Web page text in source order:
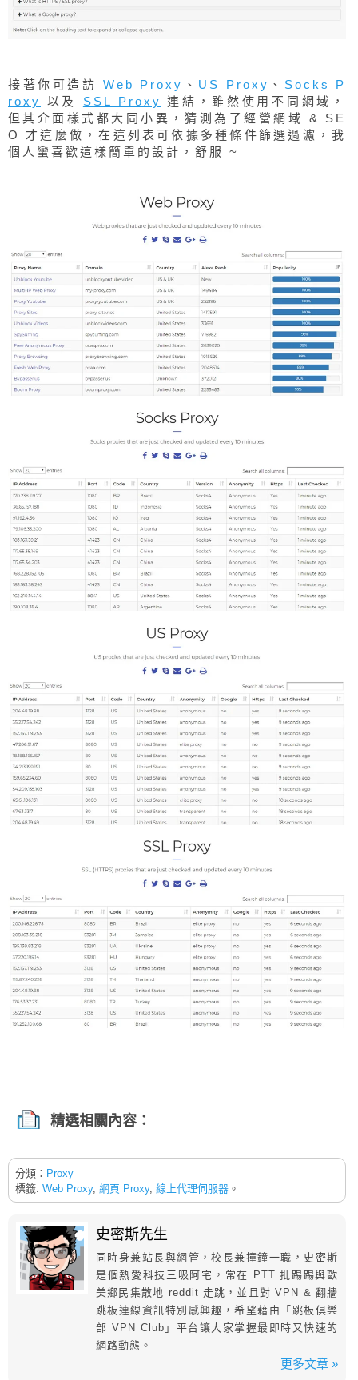
接著你可造訪 Web Proxy 、 US Proxy 、 Socks P
roxy
以及 SSL Proxy 連結，雖然使用不同網域，
但其介面樣式都大同小異，猜測為了經營網域 & SE
O 才這麼做，在這列表可依據多種條件篩選過濾，我
個人蠻喜歡這樣簡單的設計，舒服 ~
精選相關內容：
分類： Proxy
標籤: Web Proxy, 網頁 Proxy, 線上代理伺服器 。
史密斯先生
同時身兼站長與網管，校長兼撞鐘一職，史密斯
是個熱愛科技三吸阿宅，常在 PTT 批踢踢與歐
美鄉民集散地 reddit 走跳，並且對 VPN & 翻牆
跳板連線資訊特別感興趣，希望藉由「跳板俱樂
部 VPN Club」平台讓大家掌握最即時又快速的
網路動態。
更多文章 »